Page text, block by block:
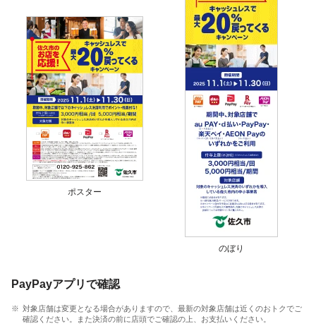
ポスター
のぼり
PayPayアプリで確認
対象店舗は変更となる場合がありますので、最新の対象店舗は近くのおトクでご
確認ください。また決済の前に店頭でご確認の上、お支払いください。